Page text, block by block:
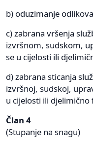
b) oduzimanje
c) zabrana vršenja
izvršnom, sudskom,
se u cijelosti ili
d) zabrana sticanja
izvršnoj, sudskoj,
u cijelosti ili djelimično
Član 4
(Stupanje na snagu)